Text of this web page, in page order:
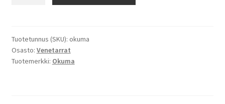
Tuotetunnus (SKU): okuma
Osasto: Venetarrat
Tuotemerkki: Okuma